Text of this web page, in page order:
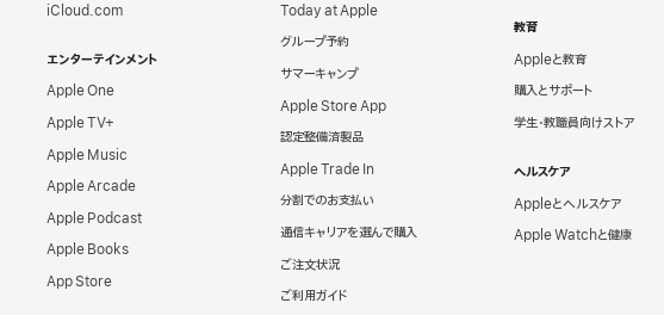
iCloud.com
エンターテインメント
Apple One
Apple TV+
Apple Music
Apple Arcade
Apple Podcast
Apple Books
App Store
Today at Apple
グループ予約
サマーキャンプ
Apple Store App
認定整備済製品
Apple Trade In
分割でのお支払い
通信キャリアを選んで購入
ご注文状況
ご利用ガイド
教育
Appleと教育
購入とサポート
学生・教職員向けストア
ヘルスケア
Appleとヘルスケア
Apple Watchと健康